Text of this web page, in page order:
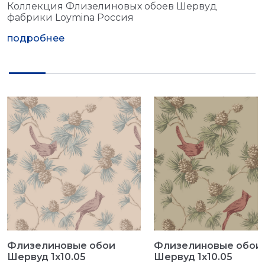
Коллекция Флизелиновых обоев Шервуд
фабрики Loymina Россия
подробнее
Флизелиновые обои
Шервуд 1x10.05
Флизелиновые обои
Шервуд 1x10.05